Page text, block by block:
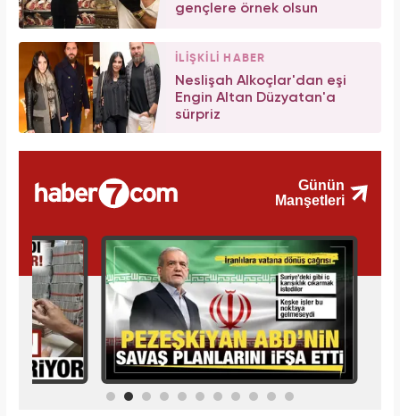
gençlere örnek olsun
İLİŞKİLİ HABER
Neslişah Alkoçlar'dan eşi
Engin Altan Düzyatan'a
sürpriz